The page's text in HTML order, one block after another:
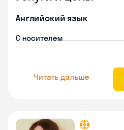
Английский язык
С носителем
Читать дальше